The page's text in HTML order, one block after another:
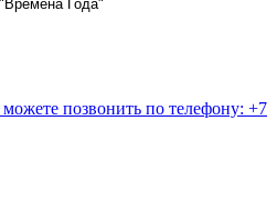
Года"
позвонить по телефону: +7